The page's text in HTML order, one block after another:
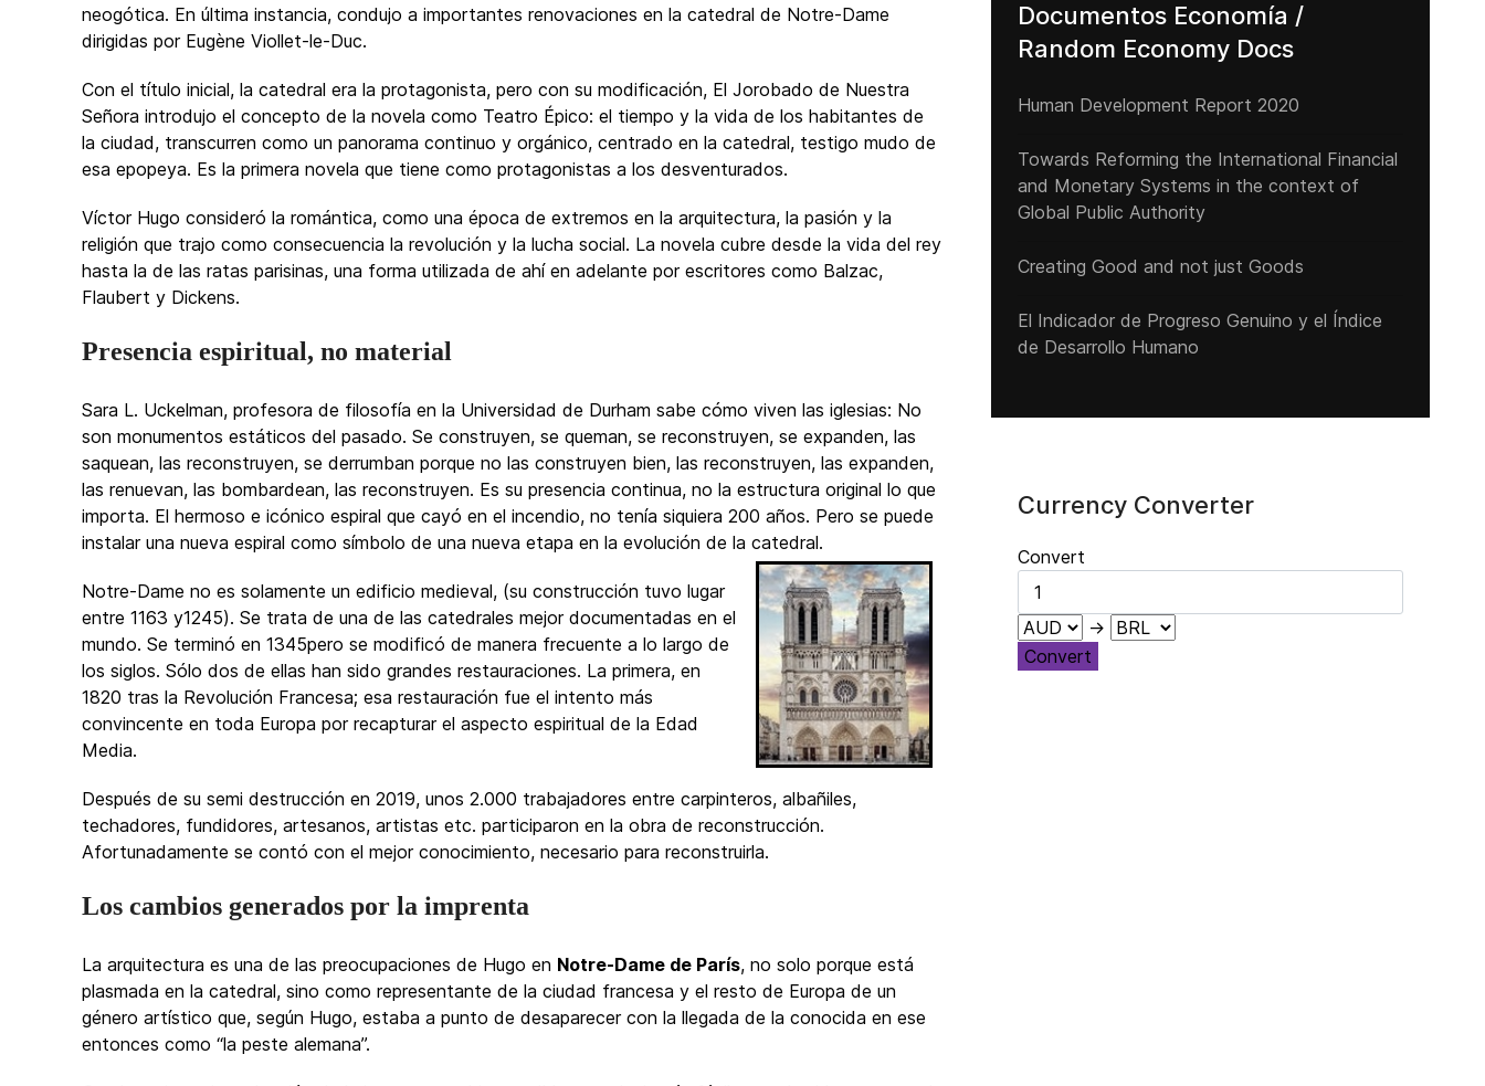
neogótica. En última instancia, condujo a importantes renovaciones en la catedral de Notre-Dame
dirigidas por Eugène Viollet-le-Duc.
Con el título inicial, la catedral era la protagonista, pero con su modificación, El Jorobado de Nuestra
Señora introdujo el concepto de la novela como Teatro Épico: el tiempo y la vida de los habitantes de
la ciudad, transcurren como un panorama continuo y orgánico, centrado en la catedral, testigo mudo de
esa epopeya. Es la primera novela que tiene como protagonistas a los desventurados.
Víctor Hugo consideró la romántica, como una época de extremos en la arquitectura, la pasión y la
religión que trajo como consecuencia la revolución y la lucha social. La novela cubre desde la vida del rey
hasta la de las ratas parisinas, una forma utilizada de ahí en adelante por escritores como Balzac,
Flaubert y Dickens.
Presencia espiritual, no material
Sara L. Uckelman, profesora de filosofía en la Universidad de Durham sabe cómo viven las iglesias: No
son monumentos estáticos del pasado. Se construyen, se queman, se reconstruyen, se expanden, las
saquean, las reconstruyen, se derrumban porque no las construyen bien, las reconstruyen, las expanden,
las renuevan, las bombardean, las reconstruyen. Es su presencia continua, no la estructura original lo que
importa. El hermoso e icónico espiral que cayó en el incendio, no tenía siquiera 200 años. Pero se puede
instalar una nueva espiral como símbolo de una nueva etapa en la evolución de la catedral.
Notre-Dame no es solamente un edificio medieval, (su construcción tuvo lugar
entre 1163 y1245). Se trata de una de las catedrales mejor documentadas en el
mundo. Se terminó en 1345pero se modificó de manera frecuente a lo largo de
los siglos. Sólo dos de ellas han sido grandes restauraciones. La primera, en
1820 tras la Revolución Francesa; esa restauración fue el intento más
convincente en toda Europa por recapturar el aspecto espiritual de la Edad
Media.
Después de su semi destrucción en 2019, unos 2.000 trabajadores entre carpinteros, albañiles,
techadores, fundidores, artesanos, artistas etc. participaron en la obra de reconstrucción.
Afortunadamente se contó con el mejor conocimiento, necesario para reconstruirla.
Los cambios generados por la imprenta
La arquitectura es una de las preocupaciones de Hugo en Notre-Dame de París, no solo porque está
plasmada en la catedral, sino como representante de la ciudad francesa y el resto de Europa de un
género artístico que, según Hugo, estaba a punto de desaparecer con la llegada de la conocida en ese
entonces como “la peste alemana”.
Documentos Economía /
Random Economy Docs
Human Development Report 2020
Towards Reforming the International Financial
and Monetary Systems in the context of
Global Public Authority
Creating Good and not just Goods
El Indicador de Progreso Genuino y el Índice
de Desarrollo Humano
Currency Converter
Convert
→
Convert